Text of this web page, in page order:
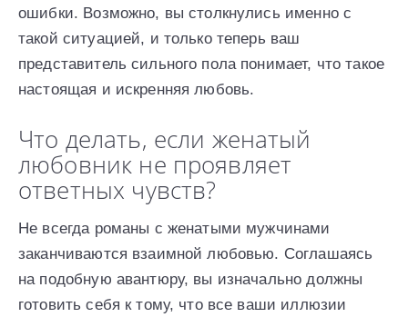
ошибки. Возможно, вы столкнулись именно с
такой ситуацией, и только теперь ваш
представитель сильного пола понимает, что такое
настоящая и искренняя любовь.
Что делать, если женатый
любовник не проявляет
ответных чувств?
Не всегда романы с женатыми мужчинами
заканчиваются взаимной любовью. Соглашаясь
на подобную авантюру, вы изначально должны
готовить себя к тому, что все ваши иллюзии